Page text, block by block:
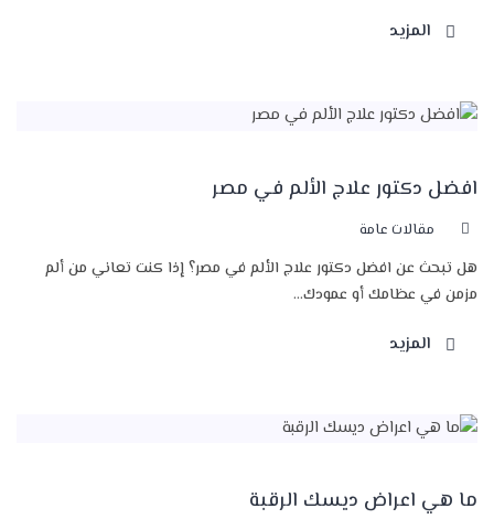
المزيد
افضل دكتور علاج الألم في مصر
مقالات عامة
هل تبحث عن افضل دكتور علاج الألم في مصر؟ إذا كنت تعاني من ألم
مزمن في عظامك أو عمودك...
المزيد
ما هي اعراض ديسك الرقبة